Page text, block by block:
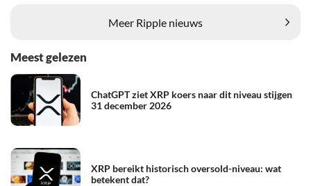
Meer Ripple nieuws
Meest gelezen
ChatGPT ziet XRP koers naar dit niveau stijgen
31 december 2026
XRP bereikt historisch oversold-niveau: wat
betekent dat?